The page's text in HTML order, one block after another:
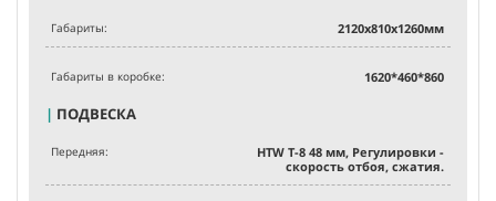
Габариты: 2120х810х1260мм
Габариты в коробке: 1620*460*860
| ПОДВЕСКА
Передняя:
HTW T-8 48 мм, Регулировки -
скорость отбоя, сжатия.